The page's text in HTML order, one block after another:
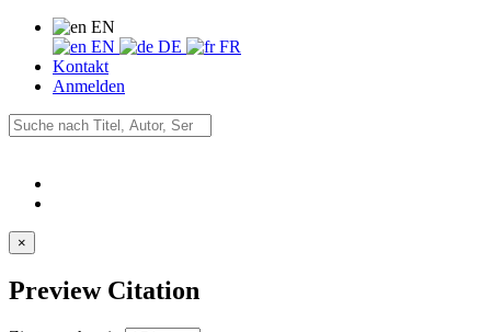
EN
EN
DE
FR
Kontakt
Anmelden
×
Preview Citation